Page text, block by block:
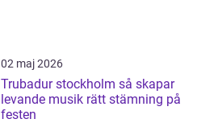
02 maj 2026
Trubadur stockholm så skapar
levande musik rätt stämning på
festen